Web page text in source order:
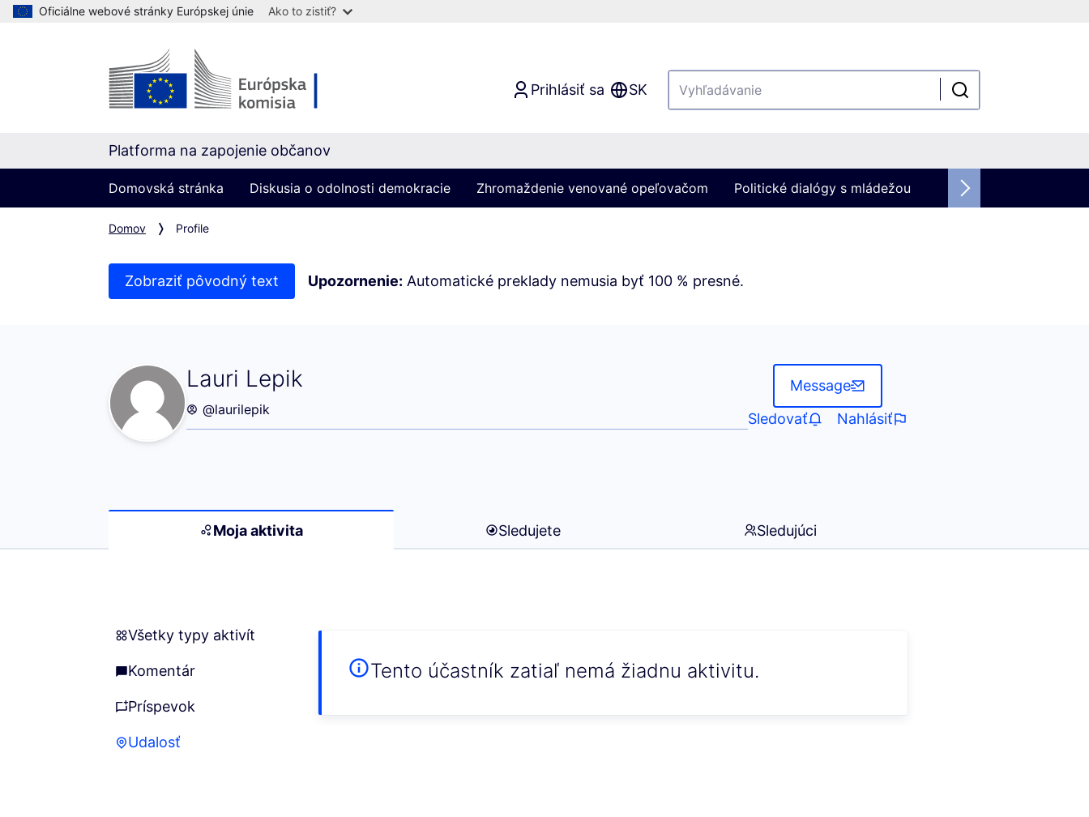
Oficiálne webové stránky Európskej únie Ako to zistiť?
Prihlásiť sa SK
Platforma na zapojenie občanov
Domovská stránka Diskusia o odolnosti demokracie Zhromaždenie venované opeľovačom Politické dialógy s mládežou
Domov Profile
Zobraziť pôvodný text Upozornenie: Automatické preklady nemusia byť 100 % presné.
Lauri Lepik
Moja aktivita (Lauri Lepik)
@laurilepik
Message
Sledovať
Nahlásiť
Moja aktivita Sledujete Sledujúci
Všetky typy aktivít
Všetky typy aktivít
Komentár
Komentár
Príspevok
Príspevok
Udalosť
Udalosť
Tento účastník zatiaľ nemá žiadnu aktivitu.